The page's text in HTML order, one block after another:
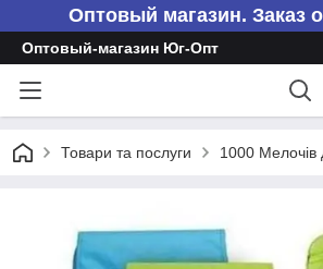
Оптовый магазин. Заказ
Оптовый-магазин Юг-Опт
Товари та послуги 1000 Мелочів